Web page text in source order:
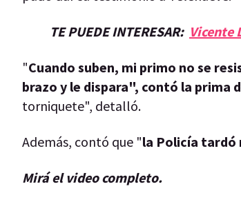
TE PUEDE INTERESAR: Vicente
"Cuando suben, mi primo no se
brazo y le dispara", contó la prima
torniquete", detalló.
Además, contó que "la Policía tardó
Mirá el video completo.